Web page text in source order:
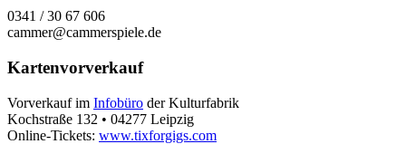
0341 / 30 67 606
cammer@cammerspiele.de
Kartenvorverkauf
Vorverkauf im Infobüro der Kulturfabrik
Kochstraße 132 • 04277 Leipzig
Online-Tickets: www.tixforgigs.com